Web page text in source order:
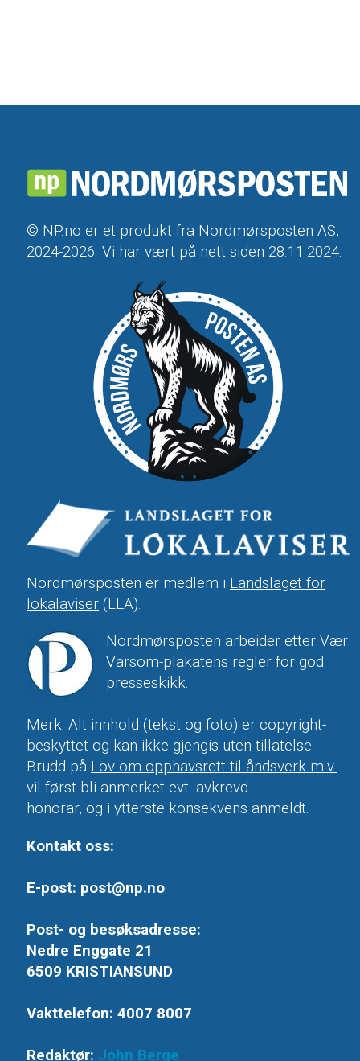
© NP.no er et produkt fra Nordmørsposten AS,
2024-2026. Vi har vært på nett siden 28.11.2024.
Nordmørsposten er medlem i Landslaget for
lokalaviser (LLA).
Nordmørsposten arbeider etter Vær
Varsom-plakatens regler for god
presseskikk.
Merk: Alt innhold (tekst og foto) er copyright-
beskyttet og kan ikke gjengis uten tillatelse.
Brudd på Lov om opphavsrett til åndsverk m.v.
vil først bli anmerket evt. avkrevd
honorar, og i ytterste konsekvens anmeldt.
Kontakt oss:
E-post: post@np.no
Post- og besøksadresse:
Nedre Enggate 21
6509 KRISTIANSUND
Vakttelefon: 4007 8007
Redaktør: John Berge